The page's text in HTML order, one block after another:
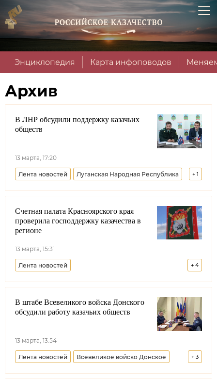
Энциклопедия Карта инфоповодов
Архив
В ЛНР обсудили поддержку казачьих
обществ
13 марта, 17:20
+ 1
Лента новостей Луганская Народная Республика
Минприроды РФ
Счетная палата Красноярского края
проверила господдержку казачества в
регионе
13 марта, 15:31
+ 4
Лента новостей
Енисейское войсковое казачье общество
Красноярский край Республика Хакасия
Республика Тыва
В штабе Всевеликого войска Донского
обсудили работу казачьих обществ
13 марта, 13:54
+ 3
Лента новостей Всевеликое войско Донское
Минобороны РФ Ростовская область